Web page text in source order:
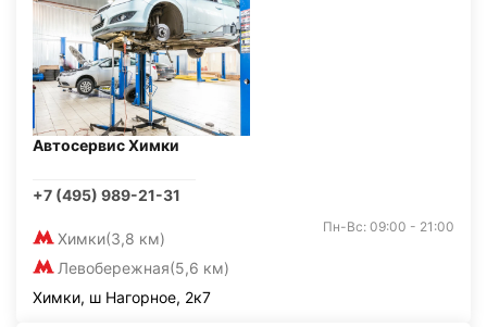
Автосервис Химки
+7 (495) 989-21-31
Химки(3,8 км)
Левобережная(5,6 км)
Пн-Вс: 09:00 - 21:00
Химки, ш Нагорное, 2к7